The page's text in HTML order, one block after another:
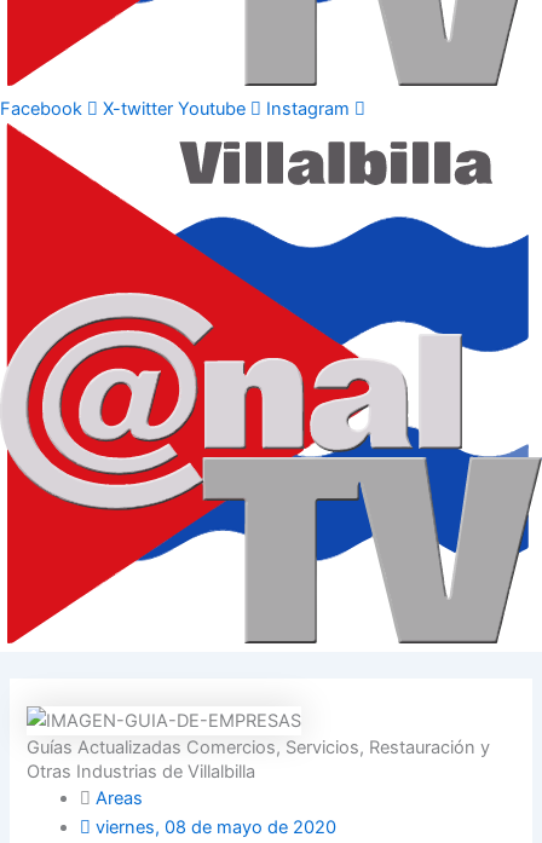
Facebook X-twitter Youtube Instagram
Guías Actualizadas Comercios, Servicios, Restauración y
Otras Industrias de Villalbilla
Areas
viernes, 08 de mayo de 2020